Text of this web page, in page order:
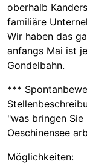
oberhalb
familiäre
Wir haben das
anfangs Mai ist
Gondelbahn.
***
"was bringen
Oeschinensee
Möglichkeiten: